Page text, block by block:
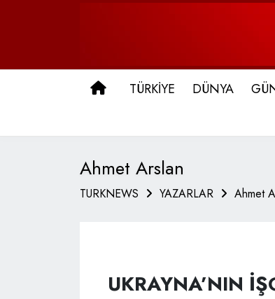
ANA SAYFA
TÜRKİYE DÜNYA
Ahmet Arslan
TURKNEWS YAZARLAR Ahmet
UKRAYNA’NIN